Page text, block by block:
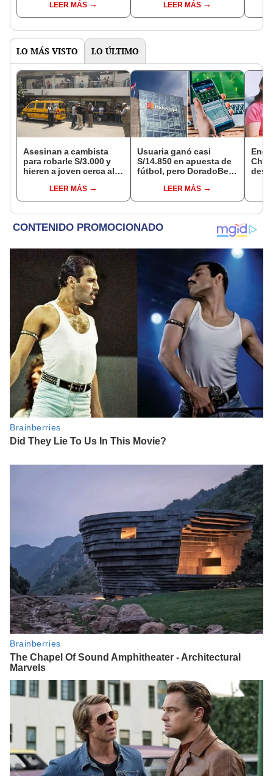
LEER MÁS
de mesa para este 4 de
octubre en el link oficial
LEER MÁS
LO MÁS VISTO LO ÚLTIMO
Asesinan a cambista
para robarle S/3.000 y
hieren a joven cerca al
CercadoLEER MÁS
Usuaria ganó casi
S/14.850 en apuesta de
fútbol, pero DoradoBet
Indecopi multó a la
empresa con más de S/
LEER MÁS